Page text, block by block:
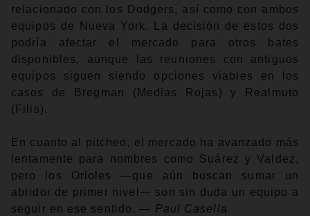
relacionado con los Dodgers, así como con ambos
equipos de Nueva York. La decisión de estos dos
podría afectar el mercado para otros bates
disponibles, aunque las reuniones con antiguos
equipos siguen siendo opciones viables en los
casos de Bregman (Medias Rojas) y Realmuto
(Filis).
En cuanto al pitcheo, el mercado ha avanzado más
lentamente para nombres como Suárez y Valdez,
pero los Orioles —que aún buscan sumar un
abridor de primer nivel— son sin duda un equipo a
seguir en ese sentido.— Paul Casella